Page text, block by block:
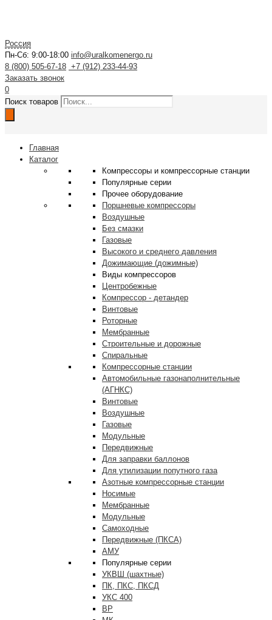
Россия
Пн-Сб: 9:00-18:00 info@uralkomenergo.ru
8 (800) 505-67-18 +7 (912) 233-44-93
Заказать звонок
0
Поиск товаров
Главная
Каталог
Компрессоры и компрессорные станции
Популярные серии
Прочее оборудование
Поршневые компрессоры
Воздушные
Без смазки
Газовые
Высокого и среднего давления
Дожимающие (дожимные)
Виды компрессоров
Центробежные
Компрессор - детандер
Винтовые
Роторные
Мембранные
Строительные и дорожные
Спиральные
Компрессорные станции
Автомобильные газонаполнительные
(АГНКС)
Винтовые
Воздушные
Газовые
Модульные
Передвижные
Для заправки баллонов
Для утилизации попутного газа
Азотные компрессорные станции
Носимые
Мембранные
Модульные
Самоходные
Передвижные (ПКСА)
АМУ
Популярные серии
УКВШ (шахтные)
ПК, ПКС, ПКСД
УКС 400
ВР